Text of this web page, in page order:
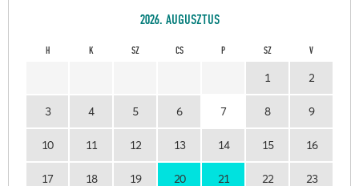
2026. AUGUSZTUS
H K SZ CS P SZ V
1 2
3 4 5 6 7 8 9
10 11 12 13 14 15 16
17 18 19 20 21 22 23